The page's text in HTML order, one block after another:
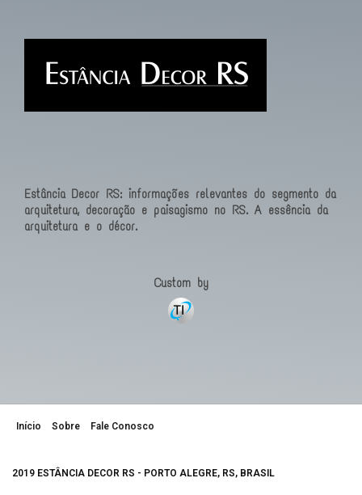
Estância Decor RS: informações relevantes do segmento da
arquitetura, decoração e paisagismo no RS. A essência da
arquitetura e o décor.
Custom by
Início Sobre Fale Conosco
2019 ESTÂNCIA DECOR RS - PORTO ALEGRE, RS, BRASIL